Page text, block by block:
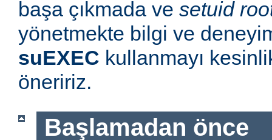
başa çıkmada ve setuid
yönetmekte bilgi ve
suEXEC kullanmayı
öneririz.
Başlamadan önce